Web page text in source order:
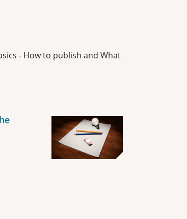
- How to publish and What